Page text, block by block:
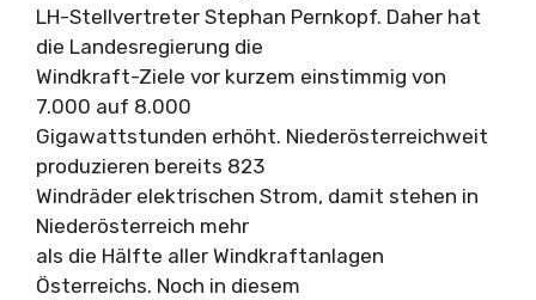
LH-Stellvertreter Stephan Pernkopf. Daher hat
die Landesregierung die
Windkraft-Ziele vor kurzem einstimmig von
7.000 auf 8.000
Gigawattstunden erhöht. Niederösterreichweit
produzieren bereits 823
Windräder elektrischen Strom, damit stehen in
Niederösterreich mehr
als die Hälfte aller Windkraftanlagen
Österreichs. Noch in diesem